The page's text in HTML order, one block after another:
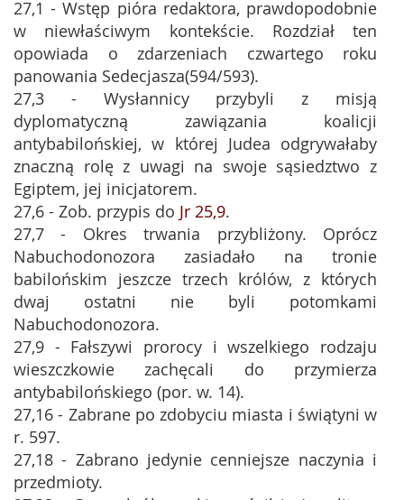
27,1 - Wstęp pióra redaktora, prawdopodobnie
w niewłaściwym kontekście. Rozdział ten
opowiada o zdarzeniach czwartego roku
panowania Sedecjasza(594/593).
27,3 - Wysłannicy przybyli z misją
dyplomatyczną zawiązania koalicji
antybabilońskiej, w której Judea odgrywałaby
znaczną rolę z uwagi na swoje sąsiedztwo z
Egiptem, jej inicjatorem.
27,6 - Zob. przypis do Jr 25,9.
27,7 - Okres trwania przybliżony. Oprócz
Nabuchodonozora zasiadało na tronie
babilońskim jeszcze trzech królów, z których
dwaj ostatni nie byli potomkami
Nabuchodonozora.
27,9 - Fałszywi prorocy i wszelkiego rodzaju
wieszczkowie zachęcali do przymierza
antybabilońskiego (por. w. 14).
27,16 - Zabrane po zdobyciu miasta i świątyni w
r. 597.
27,18 - Zabrano jedynie cenniejsze naczynia i
przedmioty.